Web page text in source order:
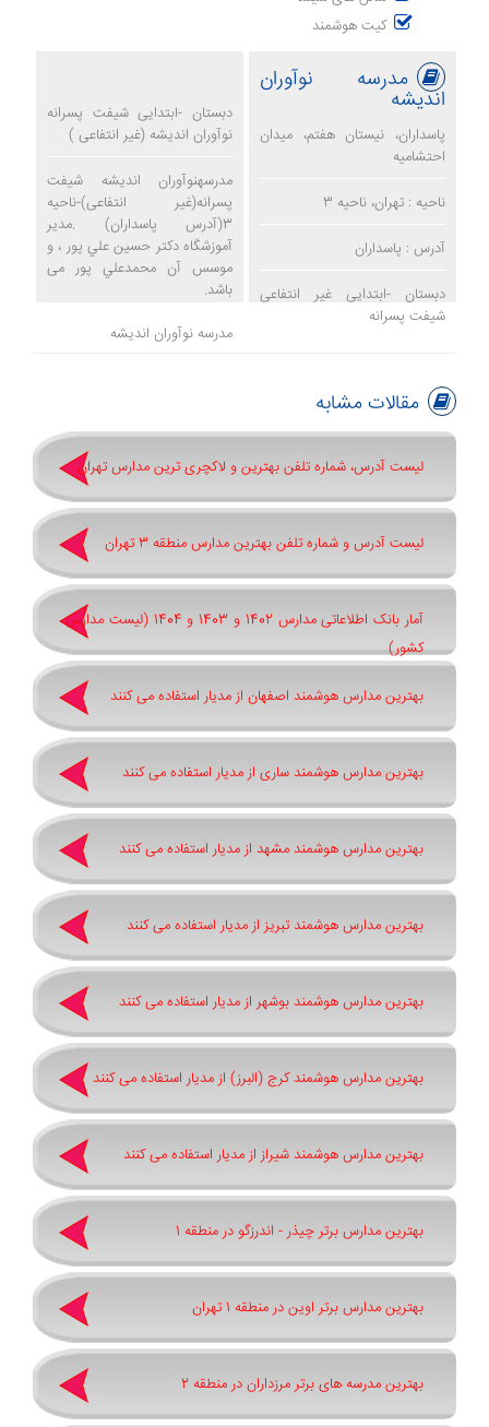
کیت هوشمند
مدرسه نوآوران
اندیشه
پاسداران، نيستان هفتم، ميدان
احتشاميه
ناحیه : تهران، ناحیه 3
آدرس : پاسداران
دبستان -ابتدایی غیر انتفاعی
شیفت پسرانه
دبستان -ابتدایی شیفت پسرانه
نوآوران اندیشه (غیر انتفاعی )
مدرسهنوآوران اندیشه شیفت
پسرانه(غیر انتفاعی)-ناحیه
3(آدرس پاسداران) .مدیر
آموزشگاه دكتر حسين علي پور ، و
موسس آن محمدعلي پور می
باشد.
مدرسه نوآوران اندیشه
مقالات مشابه
لیست آدرس، شماره تلفن بهترین و لاکچری ترین مدارس تهران
لیست آدرس و شماره تلفن بهترین مدارس منطقه 3 تهران
آمار بانک اطلاعاتی مدارس 1402 و 1403 و 1404 (لیست مدارس
کشور)
بهترین مدارس هوشمند اصفهان از مدیار استفاده می کنند
بهترین مدارس هوشمند ساری از مدیار استفاده می کنند
بهترین مدارس هوشمند مشهد از مدیار استفاده می کنند
بهترین مدارس هوشمند تبریز از مدیار استفاده می کنند
بهترین مدارس هوشمند بوشهر از مدیار استفاده می کنند
بهترین مدارس هوشمند کرج (البرز) از مدیار استفاده می کنند
بهترین مدارس هوشمند شیراز از مدیار استفاده می کنند
بهترین مدارس برتر چیذر - اندرزگو در منطقه 1
بهترین مدارس برتر اوین در منطقه 1 تهران
بهترین مدرسه های برتر مرزداران در منطقه 2